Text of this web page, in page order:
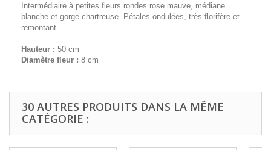
Intermédiaire à petites fleurs rondes rose mauve, médiane
blanche et gorge chartreuse. Pétales ondulées, très florifère et
remontant.
Hauteur : 50 cm
Diamètre fleur : 8 cm
30 AUTRES PRODUITS DANS LA MÊME
CATÉGORIE :